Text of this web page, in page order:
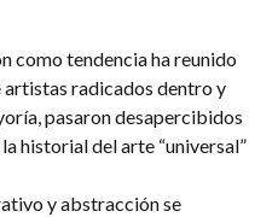
como tendencia ha reunido
radicados dentro y
pasaron desapercibidos
historial del arte “universal”
y abstracción se